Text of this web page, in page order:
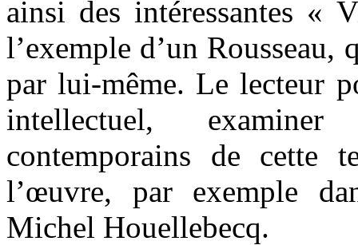
ainsi des intéressantes «
l’exemple d’un Rousseau,
par lui-même. Le lecteur
intellectuel,
contemporains de cette
l’œuvre, par exemple
Michel Houellebecq.